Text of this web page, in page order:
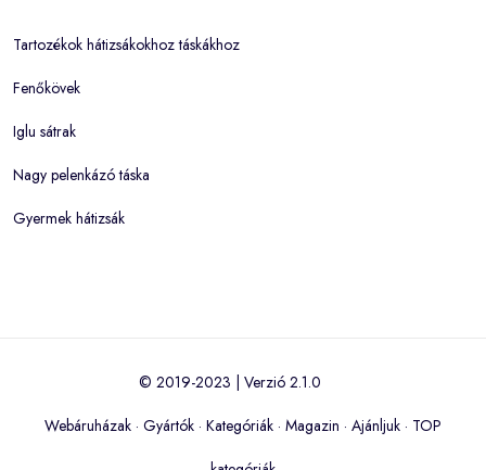
Tartozékok hátizsákokhoz táskákhoz
Fenőkövek
Iglu sátrak
Nagy pelenkázó táska
Gyermek hátizsák
© 2019-2023 | Verzió 2.1.0
Webáruházak · Gyártók · Kategóriák · Magazin · Ajánljuk · TOP